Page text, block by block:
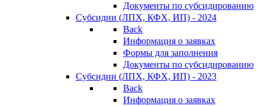
Документы по субсидированию
Субсидии (ЛПХ, КФХ, ИП) - 2024
Back
Информация о заявках
Формы для заполнения
Документы по субсидированию
Субсидии (ЛПХ, КФХ, ИП) - 2023
Back
Информация о заявках